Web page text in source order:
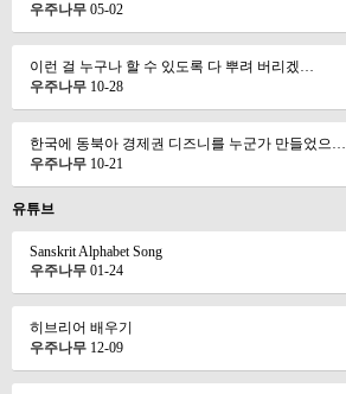
우주나무 05-02
이런 걸 누구나 할 수 있도록 다 뿌려 버리겠…
우주나무 10-28
한국에 동북아 경제권 디즈니를 누군가 만들었으…
우주나무 10-21
유튜브
Sanskrit Alphabet Song
우주나무 01-24
히브리어 배우기
우주나무 12-09